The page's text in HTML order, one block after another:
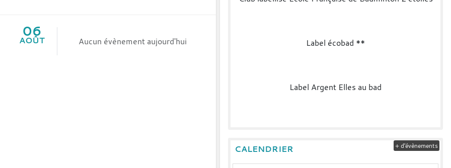
06
AOÛT Aucun évènement aujourd'hui Label écobad **
Label Argent Elles au bad
CALENDRIER + d'évènements